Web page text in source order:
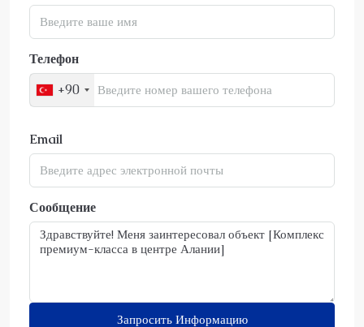
Телефон
+90
Email
Сообщение
Запросить Информацию